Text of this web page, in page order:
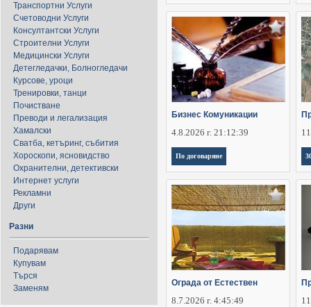
Транспортни Услуги
Счетоводни Услуги
Консултантски Услуги
Строителни Услуги
Медицински Услуги
Детегледачки, Болногледачи
Курсове, уроци
Тренировки, танци
Почистване
Преводи и легализация
Хамалски
Сватба, кетъринг, събития
Хороскопи, ясновидство
Охранителни, детективски
Интернет услуги
Рекламни
Други
Разни
Подарявам
Купувам
Търся
Заменям
Бизнес Комуникации
4.8.2026 г. 21:12:39
По договаряне
Ограда от Естествен
8.7.2026 г. 4:45:49